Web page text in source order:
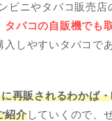
ビニやタバコ販売店
タバコの自販機でも
入しやすいタバコで
再販されるわかば
紹介していくので、